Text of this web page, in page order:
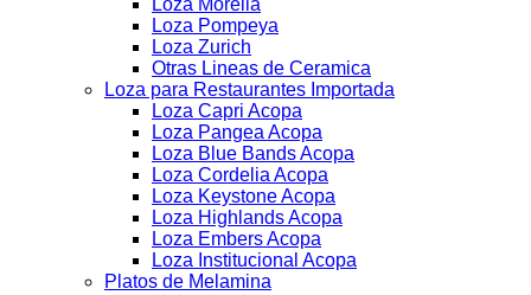
Loza Morelia
Loza Pompeya
Loza Zurich
Otras Lineas de Ceramica
Loza para Restaurantes Importada
Loza Capri Acopa
Loza Pangea Acopa
Loza Blue Bands Acopa
Loza Cordelia Acopa
Loza Keystone Acopa
Loza Highlands Acopa
Loza Embers Acopa
Loza Institucional Acopa
Platos de Melamina